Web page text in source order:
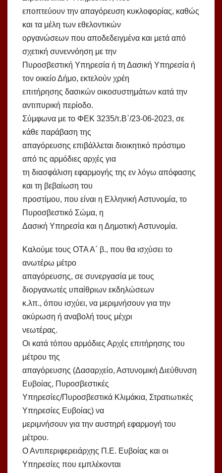
εποπτεύουν την απαγόρευση κυκλοφορίας, καθώς
και τα μέλη των εθελοντικών
οργανώσεων που αποδεδειγμένα και μετά από
σχετική συνεννόηση με την
Πυροσβεστική Υπηρεσία ή τη Δασική Υπηρεσία ή
τον οικείο Δήμο, εκτελούν χρέη
επιτήρησης δασικών οικοσυστημάτων κατά την
αντιπυρική περίοδο.
Σύμφωνα με το ΦΕΚ 3235/τ.Β΄/23-06-2023, σε
κάθε παράβαση της
απαγόρευσης επιβάλλεται διοικητικό πρόστιμο
από τις αρμόδιες αρχές για
τη διασφάλιση εφαρμογής της εν λόγω απόφασης
και τη βεβαίωση του
προστίμου, που είναι η Ελληνική Αστυνομία, το
Πυροσβεστικό Σώμα, η
Δασική Υπηρεσία και η Δημοτική Αστυνομία.
Καλούμε τους ΟΤΑ Α΄ β., που θα ισχύσει το
ανωτέρω μέτρο
απαγόρευσης, σε συνεργασία με τους
διοργανωτές υπαίθριων εκδηλώσεων
κ.λπ., όπου ισχύει, να μεριμνήσουν για την
ακύρωση ή αναβολή τους μέχρι
νεωτέρας.
Οι κατά τόπου αρμόδιες Αρχές επιτήρησης του
μέτρου της
απαγόρευσης (Δασαρχείο, Αστυνομική Διεύθυνση
Ευβοίας, Πυροσβεστικές
Υπηρεσίες/Πυροσβεστικά Κλιμάκια, Στρατιωτικές
Υπηρεσίες Ευβοίας) να
μεριμνήσουν για την αυστηρή εφαρμογή του
μέτρου.
Ο Αντιπεριφερειάρχης Π.Ε. Ευβοίας και οι
Υπηρεσίες που εμπλέκονται